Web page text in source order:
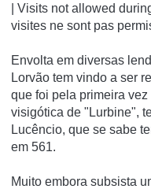
| Visits not allowed
visites ne sont pas
Envolta em diversas
Lorvão tem vindo a ser
que foi pela primeira
visigótica de "Lurbine",
Lucêncio, que se sabe
em 561.
Muito embora subsista